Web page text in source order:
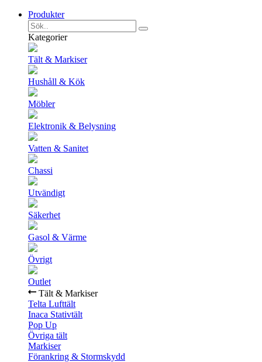
Produkter
Kategorier
Tält & Markiser
Hushåll & Kök
Möbler
Elektronik & Belysning
Vatten & Sanitet
Chassi
Utvändigt
Säkerhet
Gasol & Värme
Övrigt
Outlet
Tält & Markiser
Telta Lufttält
Inaca Stativtält
Pop Up
Övriga tält
Markiser
Förankring & Stormskydd